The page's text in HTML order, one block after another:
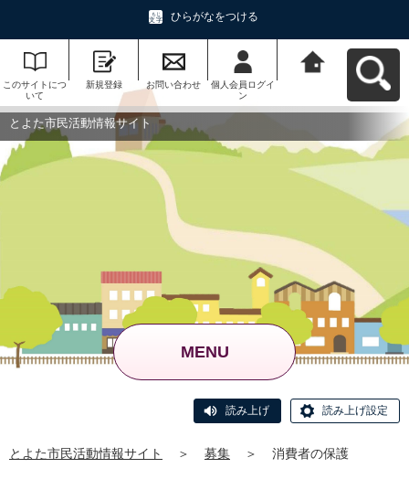
ひらがなをつける
このサイトにつ
いて
新規登録 お問い合わせ
個人会員ログイ
ン
る
とよた市民活動情報サイト
MENU
読み上げ 読み上げ設定
とよた市民活動情報サイト ＞ 募集 ＞ 消費者の保護